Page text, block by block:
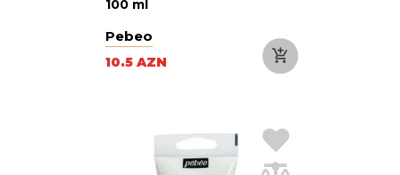
100 ml
Pebeo
10.5 AZN